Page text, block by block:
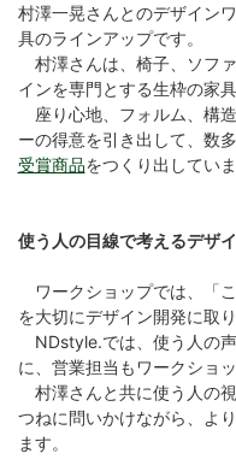
村澤一晃さんとのデザイン
具のラインアップです。
村澤さんは、椅子、ソフ
インを専門とする生枠の家具
座り心地、フォルム、構
ーの得意を引き出して、数
受賞商品をつくり出していま
使う人の目線で考えるデザ
ワークショップでは、「
を大切にデザイン開発に取
NDstyle.では、使う人の
に、営業担当もワークショ
村澤さんと共に使う人の
つねに問いかけながら、よ
ます。